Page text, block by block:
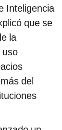
Inteligencia
que se
la
uso
del